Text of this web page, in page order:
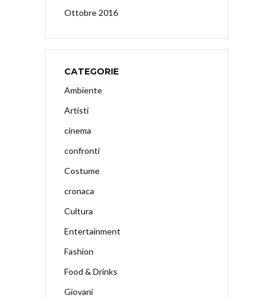
Ottobre 2016
CATEGORIE
Ambiente
Artisti
cinema
confronti
Costume
cronaca
Cultura
Entertainment
Fashion
Food & Drinks
Giovani